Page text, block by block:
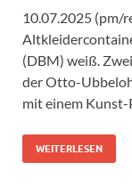
10.07.2025 (pm/
(DBM) weiß.
der Otto-
mit einem Kunst-
WEITERLESEN